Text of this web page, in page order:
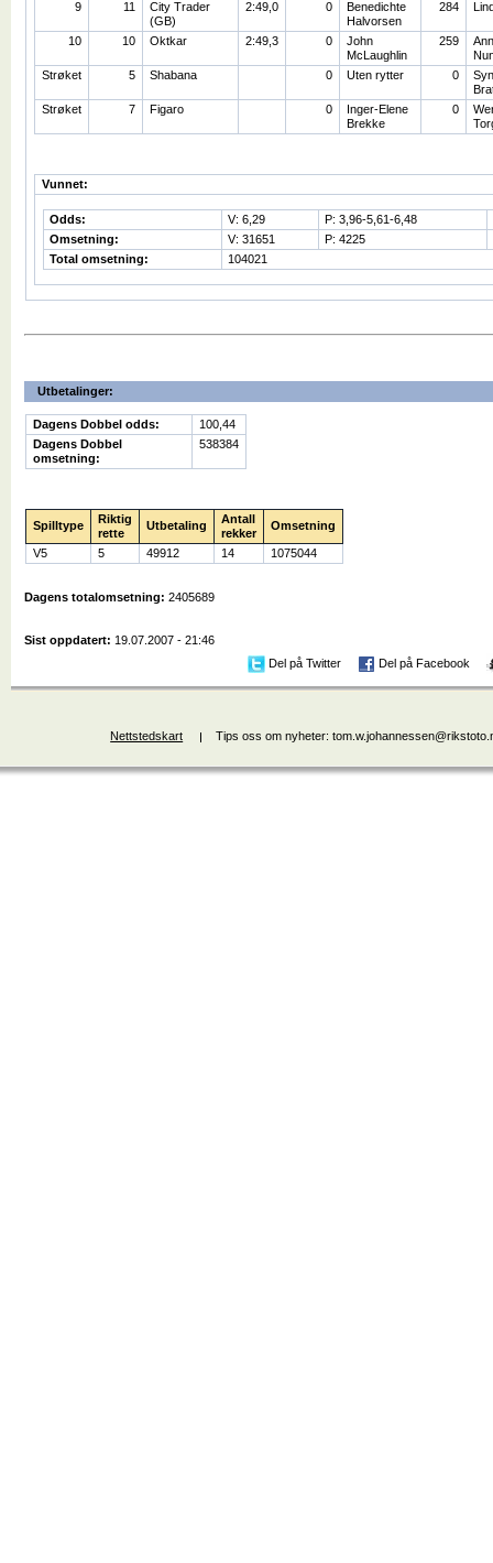
9 11
City Trader
(GB)
2:49,0 0
Benedichte
Halvorsen
284
10 10 Oktkar 2:49,3 0
John
McLaughlin
259
Strøket
5 Shabana 0 Uten rytter 0
Strøket
7 Figaro 0
Inger-Elene
Brekke
0
Vunnet:
Odds: V: 6,29
P: 3,96-5,61-6,48
Omsetning:
V: 31651
P: 4225
Total omsetning:
104021
Utbetalinger:
Dagens Dobbel odds:
100,44
Dagens Dobbel
omsetning:
538384
Spilltype
Riktig
rette
Utbetaling
Antall
rekker
Omsetning
V5 5 49912 14 1075044
Dagens totalomsetning:2405689
Sist oppdatert: 19.07.2007 - 21:46
Del på Twitter
Del på Facebook
Nettstedskart Tips oss om nyheter: